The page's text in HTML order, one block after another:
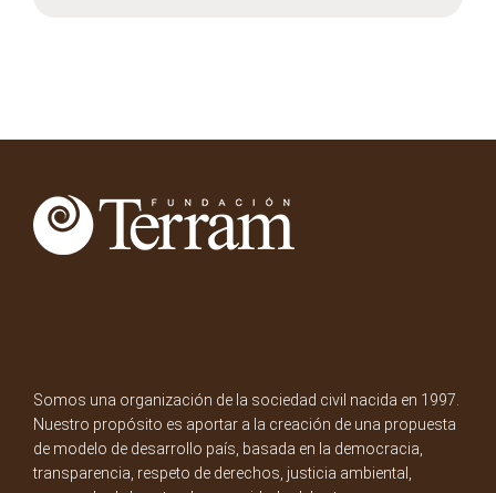
Somos una organización de la sociedad civil nacida en 1997.
Nuestro propósito es aportar a la creación de una propuesta
de modelo de desarrollo país, basada en la democracia,
transparencia, respeto de derechos, justicia ambiental,